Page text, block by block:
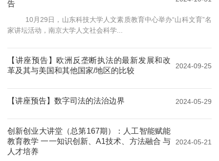
告
10月29日，山东科技大学人文素质教育中心举办“山科文育”名
家讲坛活动，南京大学人文社会科学...
【讲座预告】欧洲反垄断执法的最新发展和改
革及其与美国和其他国家/地区的比较
2024-09-25
【讲座预告】数字司法的法治边界 2024-05-29
创新创业大讲堂（总第167期）：人工智能赋能
教育教学 一一知识创新、A1技术、方法融合 与
人才培养
2024-05-21